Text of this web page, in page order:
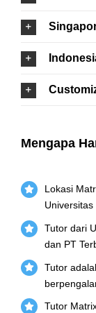
Mengapa
Lokasi
Tutor dari
dan PT
Tutor
Tutor